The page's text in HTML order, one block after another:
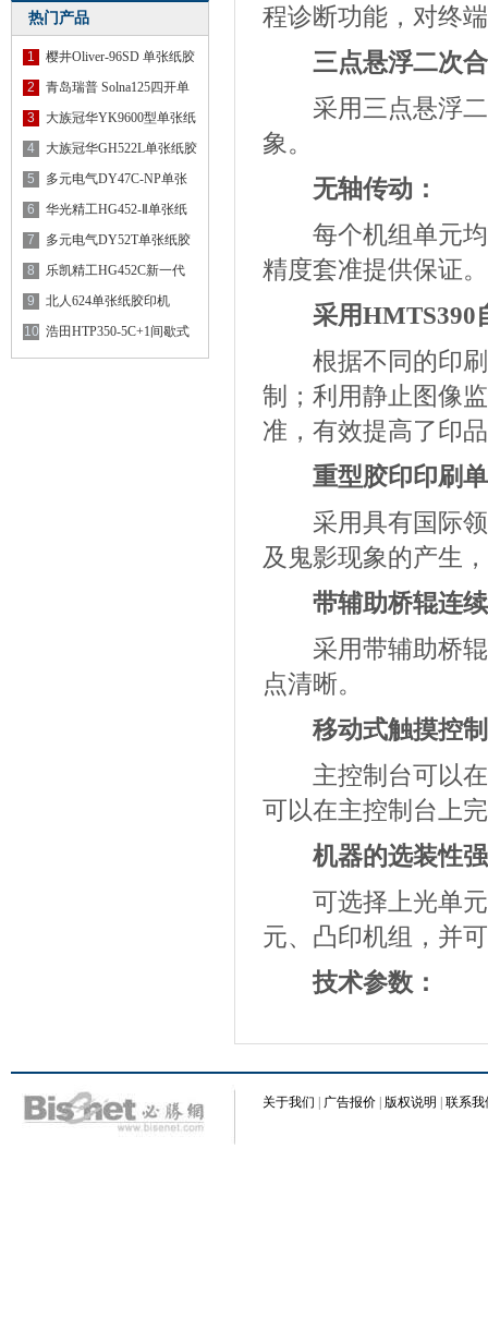
热门产品
1
樱井Oliver-96SD 单张纸胶
印
2
青岛瑞普 Solna125四开单
色胶
3
大族冠华YK9600型单张纸
胶印
4
大族冠华GH522L单张纸胶
印机
5
多元电气DY47C-NP单张
纸胶印
6
华光精工HG452-Ⅱ单张纸
胶印
7
多元电气DY52T单张纸胶
印机
8
乐凯精工HG452C新一代
高性能
9
北人624单张纸胶印机
10 浩田HTP350-5C+1间歇式
胶版印
程诊断功能，对终
三点悬浮二次
采用三点悬浮二
象。
无轴传动：
每个机组单元均
精度套准提供保证。
采用HMTS390
根据不同的印刷
制；利用静止图像
准，有效提高了印
重型胶印印刷
采用具有国际领
及鬼影现象的产生
带辅助桥辊连
采用带辅助桥辊
点清晰。
移动式触摸控
主控制台可以在
可以在主控制台上
机器的选装性
可选择上光单元
元、凸印机组，并
技术参数：
关于我们 广告报价 版权说明 联系我